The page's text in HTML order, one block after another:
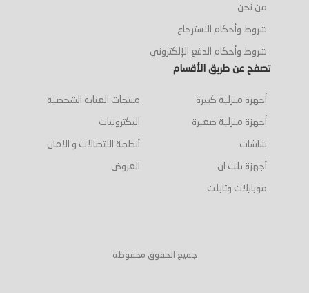
من نحن
شروط وأحكام الاسترجاع
شروط وأحكام الدفع الإلكتروني
تصفح عن طريق الأقسام
أجهزة منزلية كبيرة
أجهزة منزلية صغيرة
شاشات
أجهزة بلت ان
موبايلات وتابلت
منتجات العناية الشخصية
اليكترونيات
أنظمة الاتصالات و الامان
العروض
جميع الحقوق محفوظة